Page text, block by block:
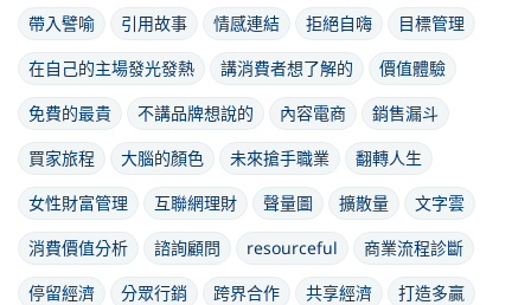
帶入譬喻
引用故事 情感連結 拒絕自嗨
目標管理
在自己的主場發光發熱
講消費者想了解的
價值體驗
免費的最貴
不講品牌想說的 內容電商
銷售漏斗
買家旅程
大腦的顏色 未來搶手職業
翻轉人生
女性財富管理
互聯網理財 聲量圖 擴散量
文字雲
消費價值分析
諮詢顧問 resourceful
商業流程診斷
停留經濟
分眾行銷 跨界合作 共享經濟
打造多贏